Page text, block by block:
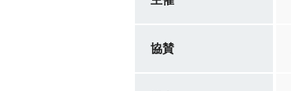
協賛